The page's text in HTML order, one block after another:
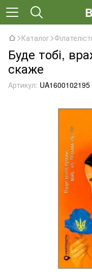
Каталог
Буде тобі,
скаже
Артикул: UA1600102195